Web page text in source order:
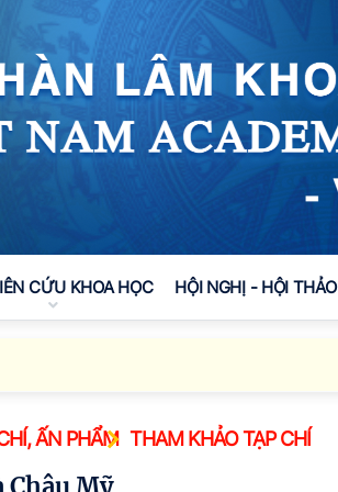
CỨU KHOA HỌC HỘI NGHỊ - HỘI THẢO
ẤN PHẨM THAM KHẢO TẠP CHÍ